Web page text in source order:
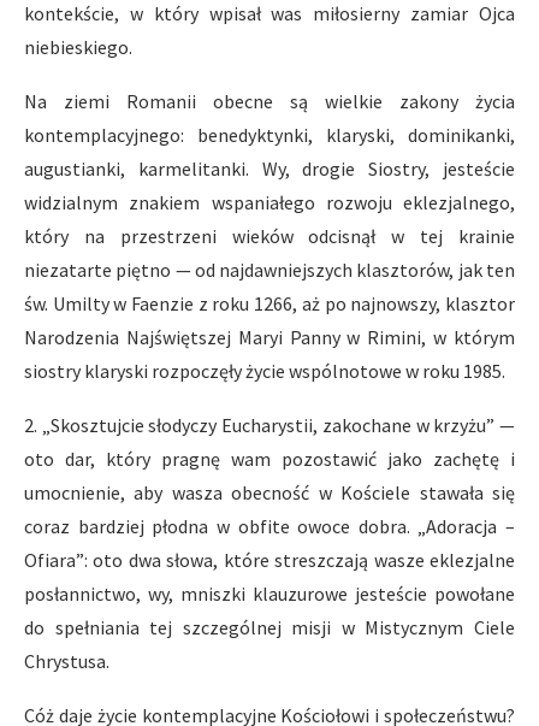
kontekście, w który wpisał was miłosierny zamiar Ojca
niebieskiego.
Na ziemi Romanii obecne są wielkie zakony życia
kontemplacyjnego: benedyktynki, klaryski, dominikanki,
augustianki, karmelitanki. Wy, drogie Siostry, jesteście
widzialnym znakiem wspaniałego rozwoju eklezjalnego,
który na przestrzeni wieków odcisnął w tej krainie
niezatarte piętno — od najdawniejszych klasztorów, jak ten
św. Umilty w Faenzie z roku 1266, aż po najnowszy, klasztor
Narodzenia Najświętszej Maryi Panny w Rimini, w którym
siostry klaryski rozpoczęły życie wspólnotowe w roku 1985.
2. „Skosztujcie słodyczy Eucharystii, zakochane w krzyżu” —
oto dar, który pragnę wam pozostawić jako zachętę i
umocnienie, aby wasza obecność w Kościele stawała się
coraz bardziej płodna w obfite owoce dobra. „Adoracja –
Ofiara”: oto dwa słowa, które streszczają wasze eklezjalne
posłannictwo, wy, mniszki klauzurowe jesteście powołane
do spełniania tej szczególnej misji w Mistycznym Ciele
Chrystusa.
Cóż daje życie kontemplacyjne Kościołowi i społeczeństwu?